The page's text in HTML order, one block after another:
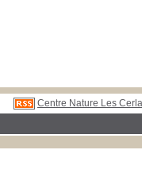
Centre Nature Les